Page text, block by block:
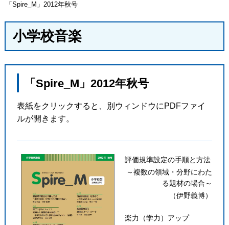
「Spire_M」2012年秋号
小学校音楽
「Spire_M」2012年秋号
表紙をクリックすると、別ウィンドウにPDFファイ
ルが開きます。
評価規準設定の手順と方法
～複数の領域・分野にわた
る題材の場合～
（伊野義博）
楽力（学力）アップ